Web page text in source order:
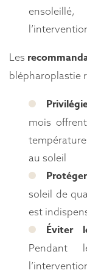
Les
blépharoplastie
mois
au soleil
soleil de
est
Éviter
Pendant